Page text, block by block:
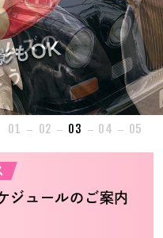
01 02 03 04 05
ジュールのご案内